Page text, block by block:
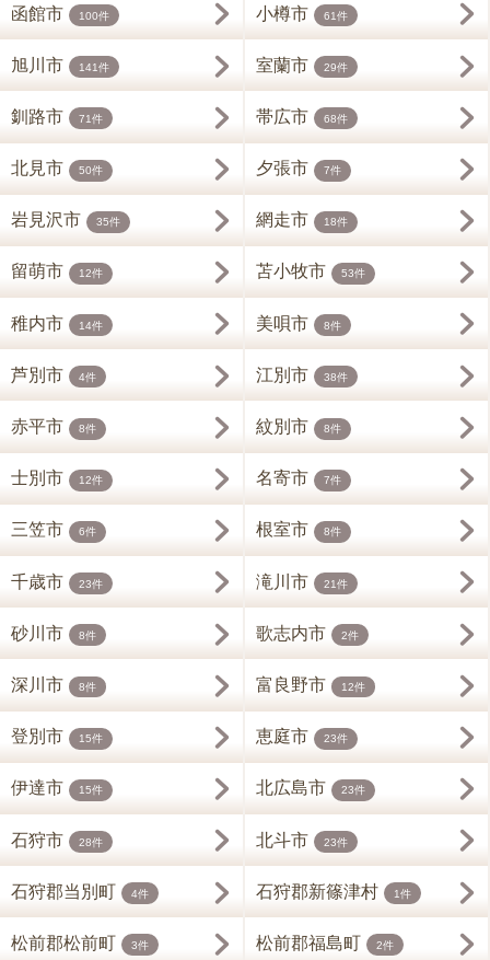
函館市 100件 小樽市 61件
旭川市 141件 室蘭市 29件
釧路市 71件 帯広市 68件
北見市 50件 夕張市 7件
岩見沢市 35件 網走市 18件
留萌市 12件 苫小牧市 53件
稚内市 14件 美唄市 8件
芦別市 4件 江別市 38件
赤平市 8件 紋別市 8件
士別市 12件 名寄市 7件
三笠市 6件 根室市 8件
千歳市 23件 滝川市 21件
砂川市 8件 歌志内市 2件
深川市 8件 富良野市 12件
登別市 15件 恵庭市 23件
伊達市 15件 北広島市 23件
石狩市 28件 北斗市 23件
石狩郡当別町 4件 石狩郡新篠津村 1件
松前郡松前町 3件 松前郡福島町 2件